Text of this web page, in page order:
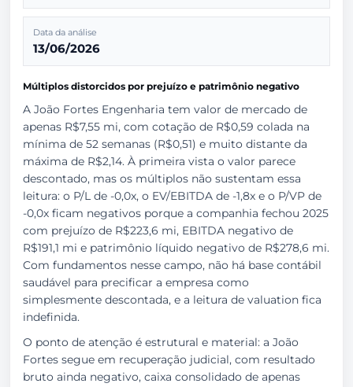
Data da análise
13/06/2026
Múltiplos distorcidos por prejuízo e patrimônio negativo
A João Fortes Engenharia tem valor de mercado de
apenas R$7,55 mi, com cotação de R$0,59 colada na
mínima de 52 semanas (R$0,51) e muito distante da
máxima de R$2,14. À primeira vista o valor parece
descontado, mas os múltiplos não sustentam essa
leitura: o P/L de -0,0x, o EV/EBITDA de -1,8x e o P/VP de
-0,0x ficam negativos porque a companhia fechou 2025
com prejuízo de R$223,6 mi, EBITDA negativo de
R$191,1 mi e patrimônio líquido negativo de R$278,6 mi.
Com fundamentos nesse campo, não há base contábil
saudável para precificar a empresa como
simplesmente descontada, e a leitura de valuation fica
indefinida.
O ponto de atenção é estrutural e material: a João
Fortes segue em recuperação judicial, com resultado
bruto ainda negativo, caixa consolidado de apenas